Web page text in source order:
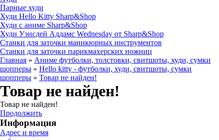
Парные худи
Худи Hello Kitty Sharp&Shop
Худи с аниме Sharp&Shop
Худи Уэнсдей Аддамс Wednesday от Sharp&Shop
Станки для заточки маникюрных инструментов
Станки для заточки парикмахерских ножниц
Главная » Аниме футболки, толстовки, свитшоты, худи, сумки
шопперы » Hello kitty - футболки, худи, свитшоты, сумки
шопперы » Товар не найден!
Товар не найден!
Товар не найден!
Продолжить
Информация
Адрес и время